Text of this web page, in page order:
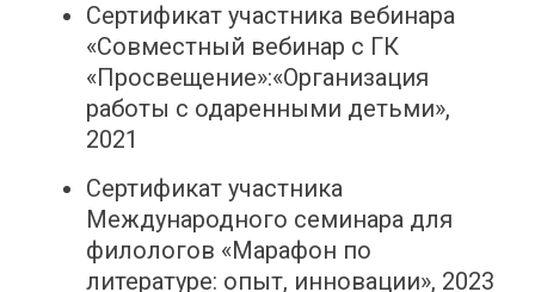
Сертификат участника вебинара
«Совместный вебинар с ГК
«Просвещение»:«Организация
работы с одаренными детьми»,
2021
Сертификат участника
Международного семинара для
филологов «Марафон по
литературе: опыт, инновации», 2023